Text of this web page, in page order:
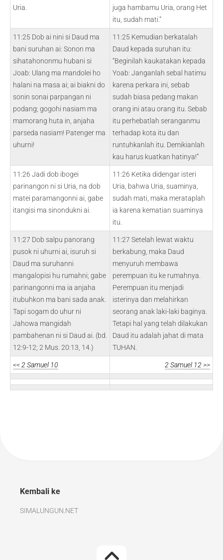
Uria.
juga hambamu Uria, orang Het
itu, sudah mati.”
11:25 Dob ai nini si Daud ma
bani suruhan ai: Sonon ma
sihatahononmu hubani si
Joab: Ulang ma mandolei ho
halani na masa ai; ai biakni do
sonin sonai parpangan ni
podang; gogohi nasiam ma
mamorang huta in, anjaha
parseda nasiam! Patenger ma
uhurni!
11:25 Kemudian berkatalah
Daud kepada suruhan itu:
“Beginilah kaukatakan kepada
Yoab: Janganlah sebal hatimu
karena perkara ini, sebab
sudah biasa pedang makan
orang ini atau orang itu. Sebab
itu perhebatlah seranganmu
terhadap kota itu dan
runtuhkanlah itu. Demikianlah
kau harus kuatkan hatinya!”
11:26 Jadi dob ibogei
parinangon ni si Uria, na dob
matei paramangonni ai, gabe
itangisi ma sinondukni ai.
11:26 Ketika didengar isteri
Uria, bahwa Uria, suaminya,
sudah mati, maka merataplah
ia karena kematian suaminya
itu.
11:27 Dob salpu panorang
pusok ni uhurni ai, isuruh si
Daud ma suruhanni
mangalopisi hu rumahni; gabe
parinangonni ma ia anjaha
itubuhkon ma bani sada anak.
Tapi sogam do uhur ni
Jahowa mangidah
pambahenan ni si Daud ai. (bd.
12:9-12; 2 Mus. 20:13, 14.)
11:27 Setelah lewat waktu
berkabung, maka Daud
menyuruh membawa
perempuan itu ke rumahnya.
Perempuan itu menjadi
isterinya dan melahirkan
seorang anak laki-laki baginya.
Tetapi hal yang telah dilakukan
Daud itu adalah jahat di mata
TUHAN.
<< 2 Samuel 10 2 Samuel 12 >>
Kembali ke
SIMALUNGUN.NET